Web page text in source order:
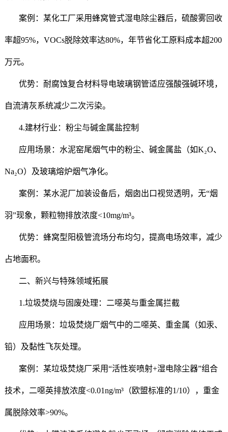
案例：某化工厂采用蜂窝管式湿电除尘器后，硫酸雾回收
率超95%，VOCs脱除效率达80%，年节省化工原料成本超200
万元。
优势：耐腐蚀复合材料导电玻璃钢管适应强酸强碱环境，
自流清灰系统减少二次污染。
4.建材行业：粉尘与碱金属盐控制
应用场景：水泥窑尾烟气中的粉尘、碱金属盐（如K₂O、
Na₂O）及玻璃熔炉烟气净化。
案例：某水泥厂加装设备后，烟囱出口视觉透明，无“烟
羽”现象，颗粒物排放浓度<10mg/m³。
优势：蜂窝型阳极管流场分布均匀，提高电场效率，减少
占地面积。
二、新兴与特殊领域拓展
1.垃圾焚烧与固废处理：二噁英与重金属拦截
应用场景：垃圾焚烧厂烟气中的二噁英、重金属（如汞、
铅）及黏性飞灰处理。
案例：某垃圾焚烧厂采用“活性炭喷射+湿电除尘器”组合
技术，二噁英排放浓度<0.01ng/m³（欧盟标准的1/10），重金
属脱除效率>90%。